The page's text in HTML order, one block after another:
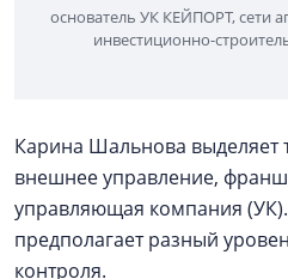
основатель УК КЕЙПОРТ, сети
инвестиционно-
Карина Шальнова выделяет
внешнее управление,
управляющая компания
предполагает разный
контроля.